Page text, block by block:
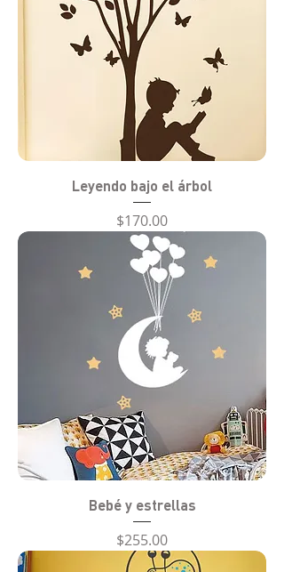
Leyendo bajo el árbol
Precio
$170.00
Bebé y estrellas
Precio
$255.00